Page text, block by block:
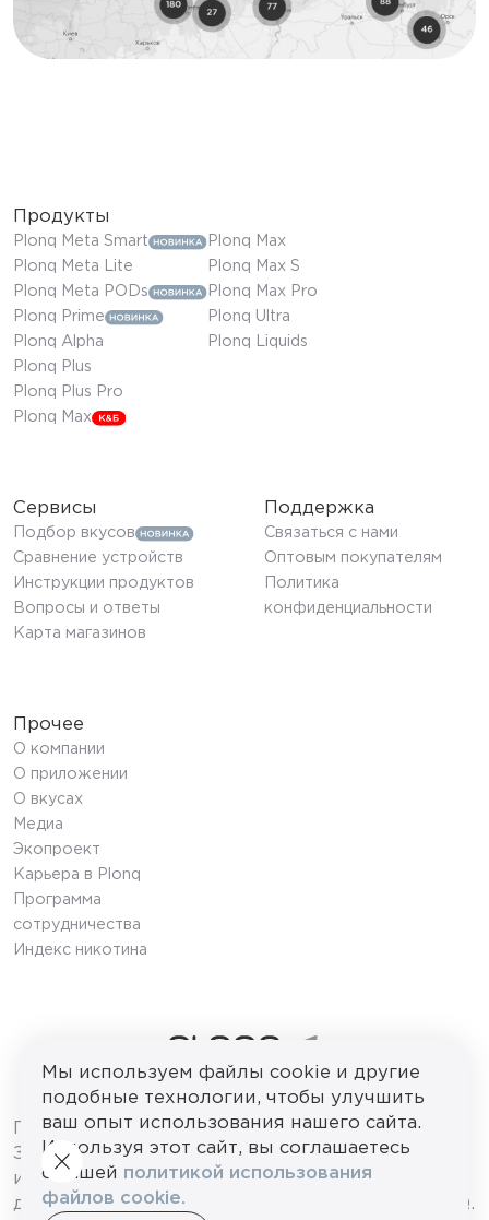
Мы используем файлы cookie и другие
подобные технологии, чтобы улучшить
ваш опыт использования нашего сайта.
Используя этот сайт, вы соглашаетесь
с нашей политикой использования
файлов cookie.
© 2026 ООО «ПЛОНК»
Продукты
Plonq Meta Smart
Plonq Meta Lite
Plonq Meta PODs
Plonq Prime
Plonq Alpha
Plonq Plus
Plonq Plus Pro
Plonq Max
Plonq Max
Plonq Max S
Plonq Max Pro
Plonq Ultra
Plonq Liquids
Сервисы
Подбор вкусов
Сравнение устройств
Инструкции продуктов
Вопросы и ответы
Карта магазинов
Поддержка
Связаться с нами
Оптовым покупателям
Политика
конфиденциальности
Прочее
О компании
О приложении
О вкусах
Медиа
Экопроект
Карьера в Plonq
Программа
сотрудничества
Индекс никотина
ПРОДАЖА НЕСОВЕРШЕННОЛЕТНИМ
ЗАПРЕЩЕНА. Сайт используется
исключительно в целях информирования
действующих потребителей продукции PLONQ.